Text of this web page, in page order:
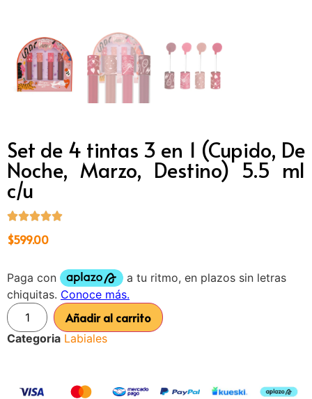
Set de 4 tintas 3 en 1 (Cupido, De
Noche, Marzo, Destino) 5.5 ml
c/u
$599.00
Añadir al carrito
Categoria Labiales